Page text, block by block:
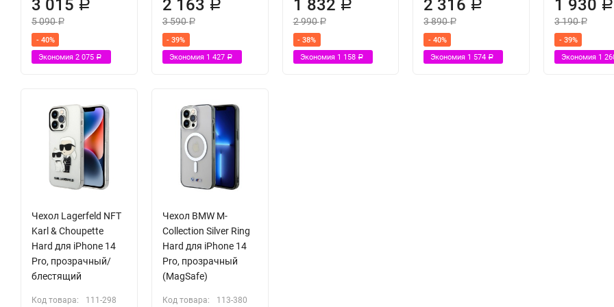
3 015 Р
5 090Р
- 40%
Экономия 2 075 Р
2 163 Р
3 590Р
- 39%
Экономия 1 427 Р
1 832 Р
2 990Р
- 38%
Экономия 1 158 Р
2 316 Р
3 890Р
- 40%
Экономия 1 574Р
1 930 Р
3 190Р
- 39%
Экономия 1
Чехол Lagerfeld NFT
Karl & Choupette
Hard для iPhone 14
Pro, прозрачный/
блестящий
Код товара: 111-298
Чехол BMW M-
Collection Silver Ring
Hard для iPhone 14
Pro, прозрачный
(MagSafe)
Код товара: 113-380